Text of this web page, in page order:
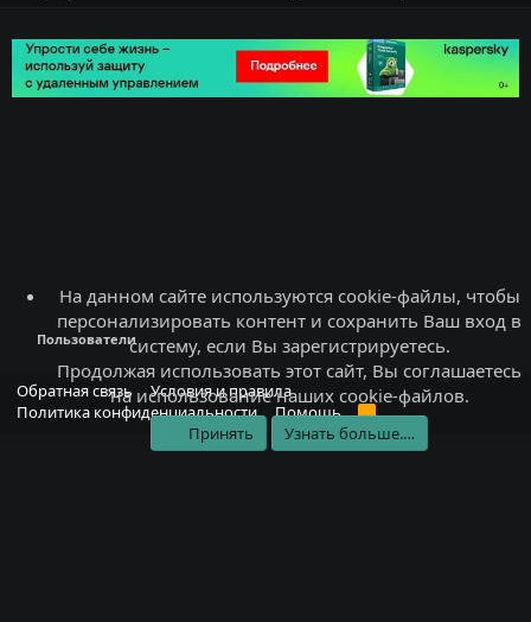
Пользователи
Обратная связь
Условия и правила
Политика конфиденциальности
Помощь
R
S
S
На данном сайте используются cookie-файлы, чтобы
персонализировать контент и сохранить Ваш вход в
систему, если Вы зарегистрируетесь.
Продолжая использовать этот сайт, Вы соглашаетесь
на использование наших cookie-файлов.
Принять Узнать больше.…